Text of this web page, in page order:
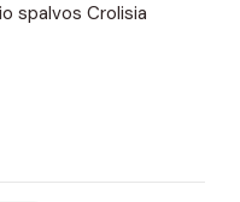
spalvos Crolisia